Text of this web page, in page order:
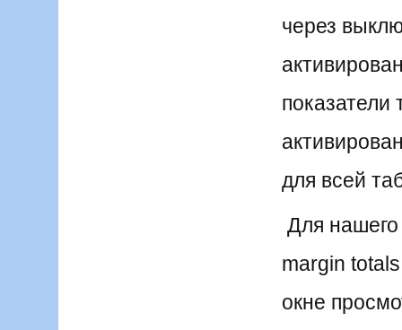
через
для всей
Для
margin
окне